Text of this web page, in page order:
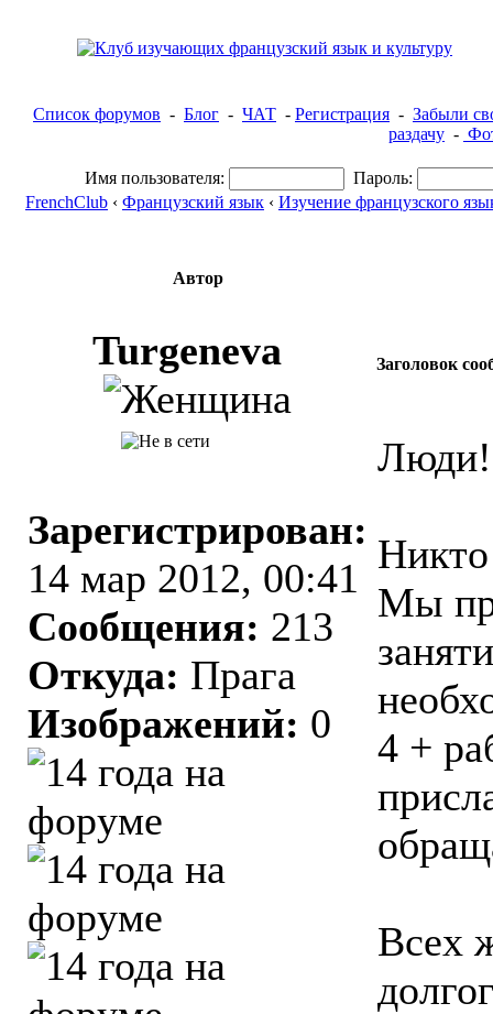
Список форумов - Блог - ЧАТ - Регистрация - Забыли
раздачу -
Имя пользователя:
Пароль:
FrenchClub ‹ Французский язык ‹ Изучение французского
Автор
Turgeneva Заголовок
Зарегистрирован:
14 мар 2012, 00:41
Сообщения: 213
Откуда: Прага
Изображений: 0
Мы
4 +
Всех